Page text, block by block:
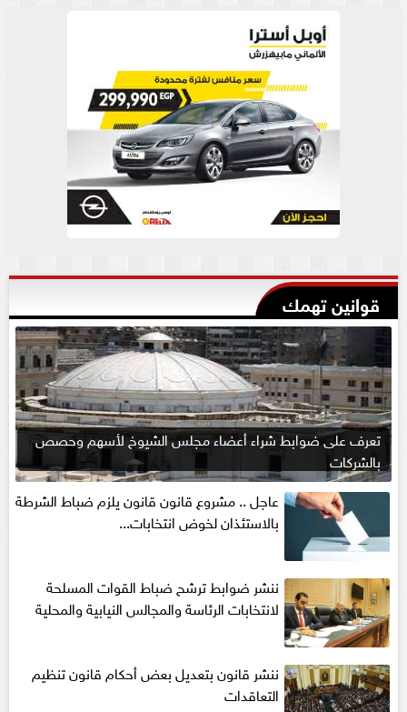
قوانين تهمك
تعرف على ضوابط شراء أعضاء مجلس الشيوخ لأسهم وحصص
بالشركات
عاجل .. مشروع قانون قانون يلزم ضباط الشرطة
بالاستئذان لخوض انتخابات...
ننشر ضوابط ترشح ضباط القوات المسلحة
لانتخابات الرئاسة والمجالس النيابية والمحلية‎
ننشر قانون بتعديل بعض أحكام قانون تنظيم
التعاقدات